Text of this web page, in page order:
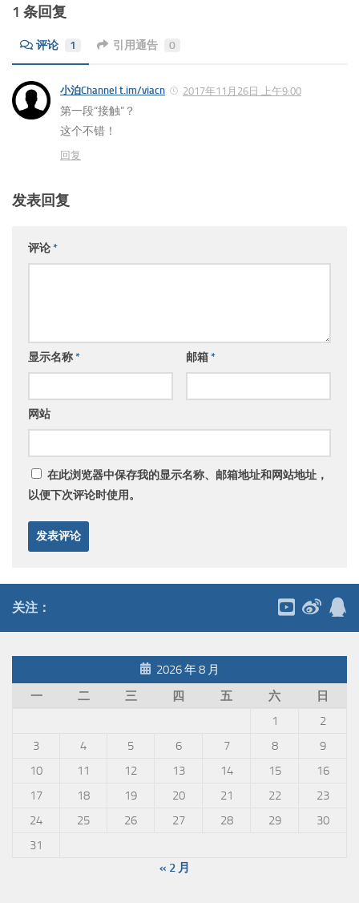
1 条回复
评论 1 引用通告 0
小泊Channel t.im/viacn 2017年11月26日 上午9:00
第一段“接触”？
这个不错！
回复
发表回复
评论*
显示名称* 邮箱*
网站
在此浏览器中保存我的显示名称、邮箱地址和网站地址，
以便下次评论时使用。
关注：
2026 年 8 月
一
二 三 四 五 六
日
1
2
3
4 5 6 7 8
9
10
11 12 13 14 15
16
17
18 19 20 21 22
23
24
25 26 27 28 29
30
31
« 2 月